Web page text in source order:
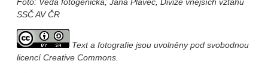
SSČ AV ČR
Text a fotografie jsou uvolněny pod svobodnou
licencí Creative Commons.